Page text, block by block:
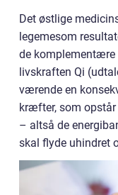
Det østlige
legemesom
de komplementære
livskraften Qi
værende en
kræfter, som opstår
– altså de
skal flyde uhindret